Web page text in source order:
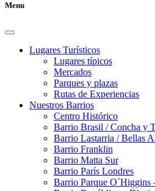
Menu
Lugares Turísticos
Lugares tí­picos
Mercados
Parques y plazas
Rutas de Experiencias
Nuestros Barrios
Centro Histórico
Barrio Brasil / Concha y
Barrio Lastarria / Bellas
Barrio Franklin
Barrio Matta Sur
Barrio Parí­s Londres
Barrio Parque